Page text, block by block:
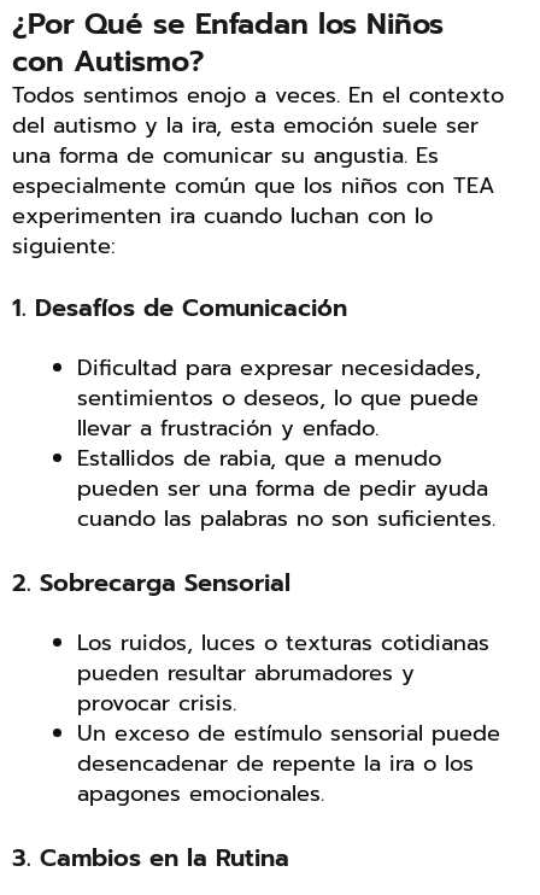
¿Por Qué se Enfadan los Niños
con Autismo?
Todos sentimos enojo a veces. En el contexto
del autismo y la ira, esta emoción suele ser
una forma de comunicar su angustia. Es
especialmente común que los niños con TEA
experimenten ira cuando luchan con lo
siguiente:
1. Desafíos de Comunicación
Dificultad para expresar necesidades,
sentimientos o deseos, lo que puede
llevar a frustración y enfado.
Estallidos de rabia, que a menudo
pueden ser una forma de pedir ayuda
cuando las palabras no son suficientes.
2. Sobrecarga Sensorial
Los ruidos, luces o texturas cotidianas
pueden resultar abrumadores y
provocar crisis.
Un exceso de estímulo sensorial puede
desencadenar de repente la ira o los
apagones emocionales.
3. Cambios en la Rutina